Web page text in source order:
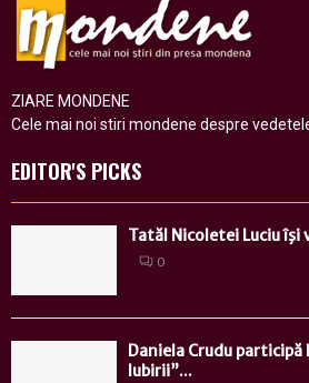
ZIARE MONDENE
Cele mai noi stiri mondene despre
EDITOR'S PICKS
Tatăl Nicoletei Luciu îşi
0
Daniela Crudu participă
Iubirii”...